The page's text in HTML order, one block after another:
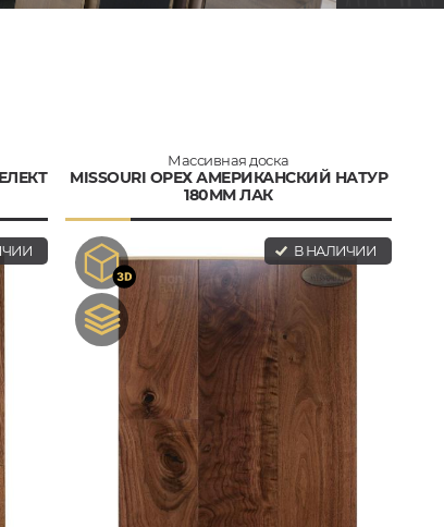
Массивная доска
MISSOURI ОРЕХ АМЕРИКАНСКИЙ НАТУР
180ММ ЛАК
В НАЛИЧИИ